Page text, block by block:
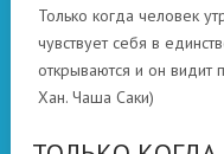
Только когда человек
чувствует себя в
открываются и он видит
Хан. Чаша Саки)